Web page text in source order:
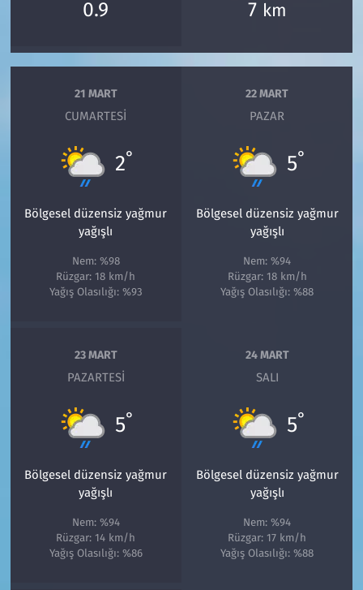
0.9 7 km
21 MART
CUMARTESI
2°
Bölgesel düzensiz yağmur
yağışlı
Nem: %98
Rüzgar: 18 km/h
Yağış Olasılığı: %93
22 MART
PAZAR
5°
Bölgesel düzensiz yağmur
yağışlı
Nem: %94
Rüzgar: 18 km/h
Yağış Olasılığı: %88
23 MART
PAZARTESI
5°
Bölgesel düzensiz yağmur
yağışlı
Nem: %94
Rüzgar: 14 km/h
Yağış Olasılığı: %86
24 MART
SALI
5°
Bölgesel düzensiz yağmur
yağışlı
Nem: %94
Rüzgar: 17 km/h
Yağış Olasılığı: %88